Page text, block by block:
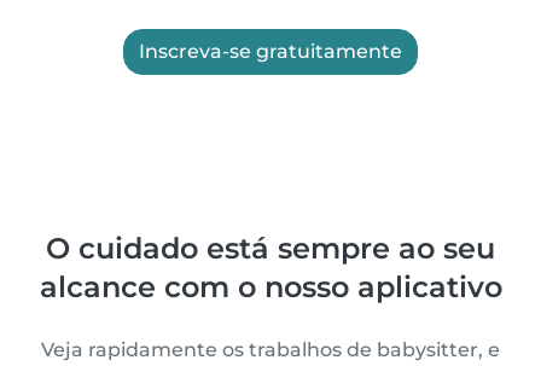
Inscreva-se gratuitamente
O cuidado está sempre ao seu
alcance com o nosso aplicativo
Veja rapidamente os trabalhos de babysitter, e